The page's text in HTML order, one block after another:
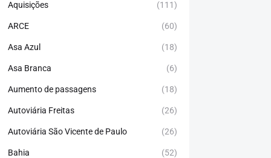
Aquisições (111)
ARCE (60)
Asa Azul (18)
Asa Branca (6)
Aumento de passagens (18)
Autoviária Freitas (26)
Autoviária São Vicente de Paulo (26)
Bahia (52)